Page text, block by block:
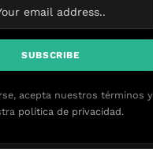
acepta nuestros términos y
política de privacidad.